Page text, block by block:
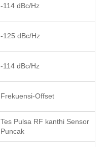
-114 dBc/Hz
-125 dBc/Hz
-114 dBc/Hz
Frekuensi-Offset
Tes Pulsa RF kanthi Sensor
Puncak